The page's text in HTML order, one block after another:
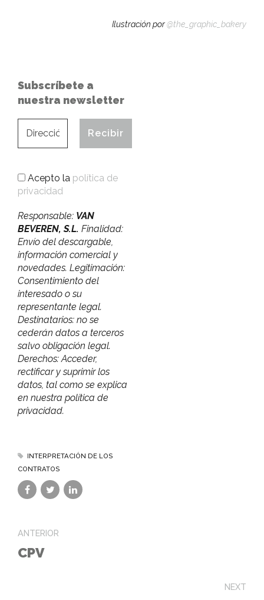
Ilustración por@the_graphic_bakery
Subscríbete a
nuestra newsletter
Acepto la política de
privacidad
Responsable: VAN
BEVEREN, S.L. Finalidad:
Envío del descargable,
información comercial y
novedades. Legitimación:
Consentimiento del
interesado o su
representante legal.
Destinatarios: no se
cederán datos a terceros
salvo obligación legal.
Derechos: Acceder,
rectificar y suprimir los
datos, tal como se explica
en nuestra política de
privacidad.
INTERPRETACIÓN DE LOS
CONTRATOS
ANTERIOR
CPV
NEXT